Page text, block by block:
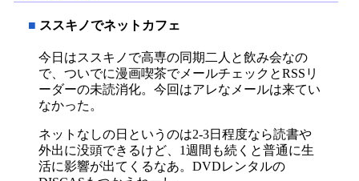
■ ススキノでネットカフェ
今日はススキノで高専の同期二人と飲み会なの
で、ついでに漫画喫茶でメールチェックとRSSリ
ーダーの未読消化。今回はアレなメールは来てい
なかった。
ネットなしの日というのは2-3日程度なら読書や
外出に没頭できるけど、1週間も続くと普通に生
活に影響が出てくるなあ。DVDレンタルの